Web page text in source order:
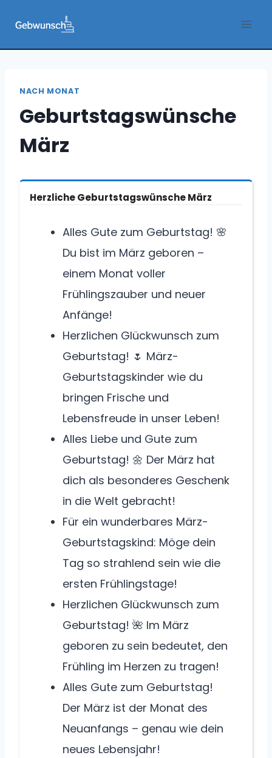
Inhalt
springen
NACH MONAT
Geburtstagswünsche
März
Herzliche Geburtstagswünsche März
Alles Gute zum Geburtstag! 🌸
Du bist im März geboren –
einem Monat voller
Frühlingszauber und neuer
Anfänge!
Herzlichen Glückwunsch zum
Geburtstag! 🌷 März-
Geburtstagskinder wie du
bringen Frische und
Lebensfreude in unser Leben!
Alles Liebe und Gute zum
Geburtstag! 🌼 Der März hat
dich als besonderes Geschenk
in die Welt gebracht!
Für ein wunderbares März-
Geburtstagskind: Möge dein
Tag so strahlend sein wie die
ersten Frühlingstage!
Herzlichen Glückwunsch zum
Geburtstag! 🌺 Im März
geboren zu sein bedeutet, den
Frühling im Herzen zu tragen!
Alles Gute zum Geburtstag!
Der März ist der Monat des
Neuanfangs – genau wie dein
neues Lebensjahr!